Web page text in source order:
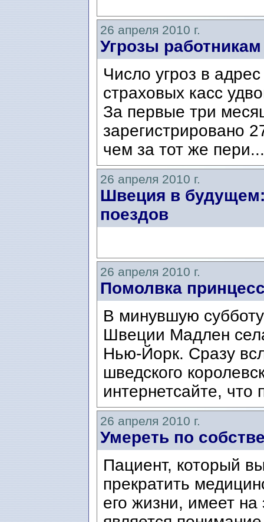
26 апреля 2010 г.
Угрозы
Число угроз в
страховых касс
За первые три
зарегистрировано
чем за тот же
26 апреля 2010 г.
Швеция в
поездов
26 апреля 2010 г.
Помолвка
В минувшую
Швеции Мадлен
Нью-Йорк. Сразу
шведского
интернетсайте,
26 апреля 2010 г.
Умереть по
Пациент, который
прекратить
его жизни, имеет